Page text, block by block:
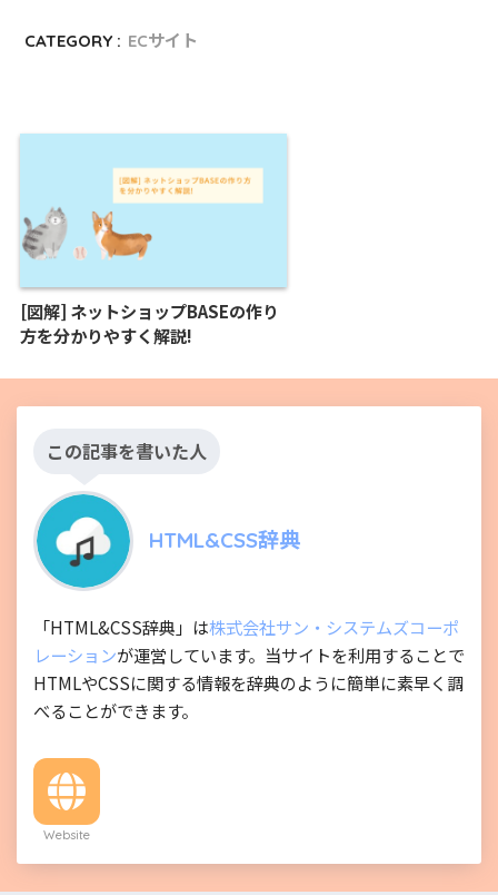
CATEGORY : ECサイト
[図解] ネットショップBASEの作り
方を分かりやすく解説!
この記事を書いた人
HTML&CSS辞典
「HTML&CSS辞典」は株式会社サン・システムズコーポ
レーションが運営しています。当サイトを利用することで
HTMLやCSSに関する情報を辞典のように簡単に素早く調
べることができます。
Website